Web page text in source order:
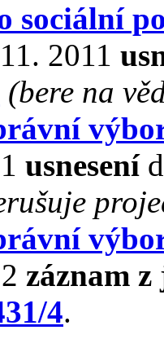
sociální
2011
(bere na
usnesení
záznam
4.